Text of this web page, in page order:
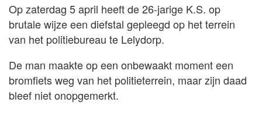
Op zaterdag 5 april heeft de 26-jarige K.S. op
brutale wijze een diefstal gepleegd op het terrein
van het politiebureau te Lelydorp.
De man maakte op een onbewaakt moment een
bromfiets weg van het politieterrein, maar zijn daad
bleef niet onopgemerkt.